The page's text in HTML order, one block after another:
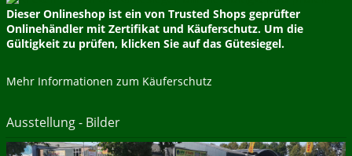
Dieser Onlineshop ist ein von Trusted Shops geprüfter
Onlinehändler mit Zertifikat und Käuferschutz. Um die
Gültigkeit zu prüfen, klicken Sie auf das Gütesiegel.
Mehr Informationen zum Käuferschutz
Ausstellung - Bilder